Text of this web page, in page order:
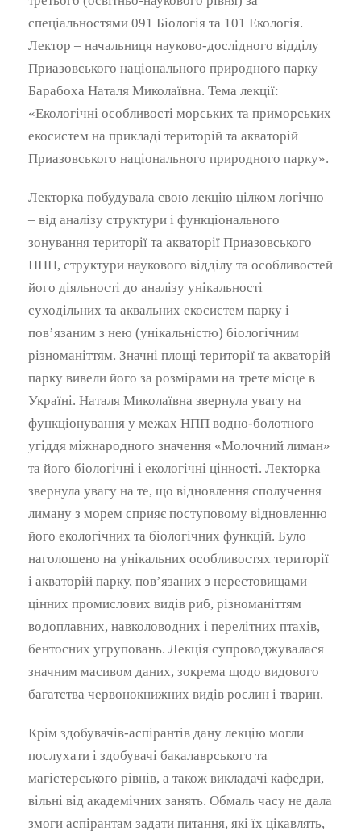
спеціальностями 091 Біологія та 101 Екологія.
Лектор – начальниця науково-дослідного відділу
Приазовського національного природного парку
Барабоха Наталя Миколаївна. Тема лекції:
«Екологічні особливості морських та приморських
екосистем на прикладі територій та акваторій
Приазовського національного природного парку».
Лекторка побудувала свою лекцію цілком логічно
– від аналізу структури і функціонального
зонування території та акваторії Приазовського
НПП, структури наукового відділу та особливостей
його діяльності до аналізу унікальності
суходільних та аквальних екосистем парку і
пов’язаним з нею (унікальністю) біологічним
різноманіттям. Значні площі території та акваторій
парку вивели його за розмірами на третє місце в
Україні. Наталя Миколаївна звернула увагу на
функціонування у межах НПП водно-болотного
угіддя міжнародного значення «Молочний лиман»
та його біологічні і екологічні цінності. Лекторка
звернула увагу на те, що відновлення сполучення
лиману з морем сприяє поступовому відновленню
його екологічних та біологічних функцій. Було
наголошено на унікальних особливостях території
і акваторій парку, пов’язаних з нерестовищами
цінних промислових видів риб, різноманіттям
водоплавних, навколоводних і перелітних птахів,
бентосних угруповань. Лекція супроводжувалася
значним масивом даних, зокрема щодо видового
багатства червонокнижних видів рослин і тварин.
Крім здобувачів-аспірантів дану лекцію могли
послухати і здобувачі бакалаврського та
магістерського рівнів, а також викладачі кафедри,
вільні від академічних занять. Обмаль часу не дала
змоги аспірантам задати питання, які їх цікавлять,